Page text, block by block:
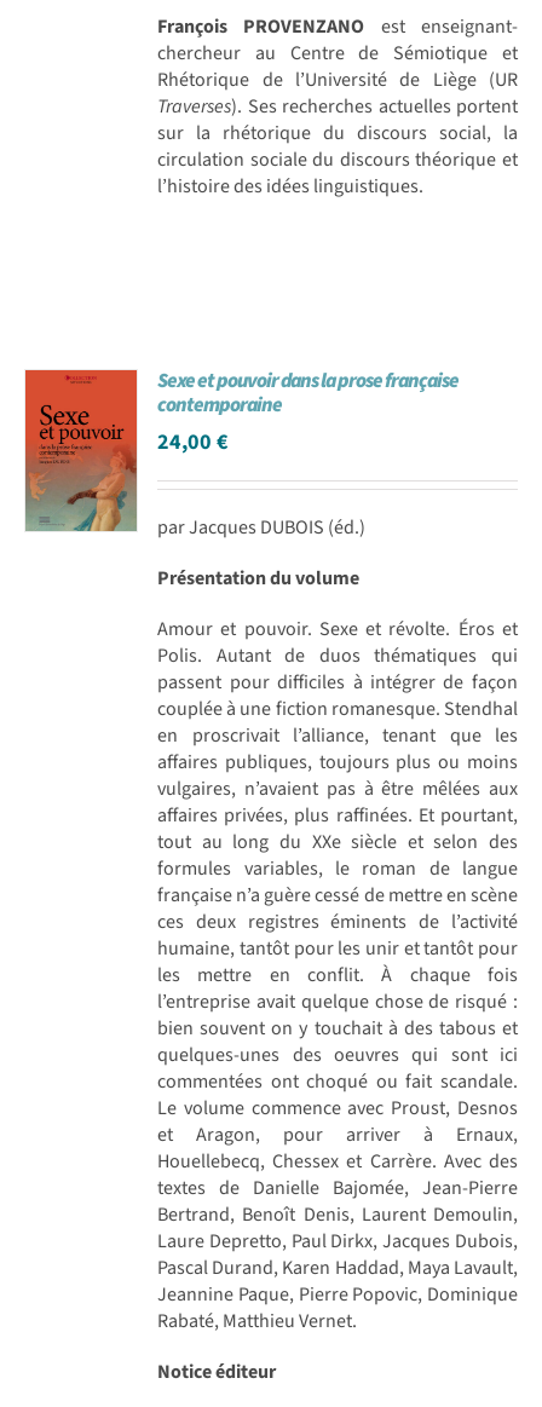
François PROVENZANO est enseignant-
chercheur au Centre de Sémiotique et
Rhétorique de l’Université de Liège (UR
Traverses). Ses recherches actuelles portent
sur la rhétorique du discours social, la
circulation sociale du discours théorique et
l’histoire des idées linguistiques.
Sexe et pouvoir dans la prose française
contemporaine
24,00€
par Jacques DUBOIS (éd.)
Présentation du volume
Amour et pouvoir. Sexe et révolte. Éros et
Polis. Autant de duos thématiques qui
passent pour difficiles à intégrer de façon
couplée à une fiction romanesque. Stendhal
en proscrivait l’alliance, tenant que les
affaires publiques, toujours plus ou moins
vulgaires, n’avaient pas à être mêlées aux
affaires privées, plus raffinées. Et pourtant,
tout au long du XXe siècle et selon des
formules variables, le roman de langue
française n’a guère cessé de mettre en scène
ces deux registres éminents de l’activité
humaine, tantôt pour les unir et tantôt pour
les mettre en conflit. À chaque fois
l’entreprise avait quelque chose de risqué :
bien souvent on y touchait à des tabous et
quelques-unes des oeuvres qui sont ici
commentées ont choqué ou fait scandale.
Le volume commence avec Proust, Desnos
et Aragon, pour arriver à Ernaux,
Houellebecq, Chessex et Carrère. Avec des
textes de Danielle Bajomée, Jean-Pierre
Bertrand, Benoît Denis, Laurent Demoulin,
Laure Depretto, Paul Dirkx, Jacques Dubois,
Pascal Durand, Karen Haddad, Maya Lavault,
Jeannine Paque, Pierre Popovic, Dominique
Rabaté, Matthieu Vernet.
Notice éditeur